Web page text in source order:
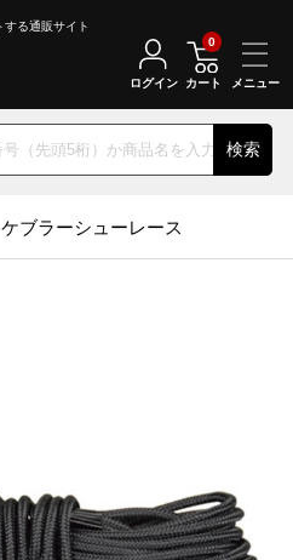
る通販サイト
検索
ログイン カート
0
ケブラーシューレース